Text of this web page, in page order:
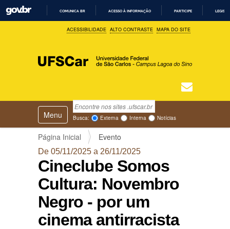
R
A
E
D
COMUNICA BR ACESSO À INFORMAÇÃO PARTICIPE
ACESSIBILIDADE ALTO CONTRASTE MAPA DO SITE
Busca
Busca Avançada…
Busca: Externa Interna Notícias
v
Toggle navigation
Página Inicial Evento
De 05/11/2025 a 26/11/2025
Cineclube Somos
Cultura: Novembro
Negro - por um
cinema antirracista